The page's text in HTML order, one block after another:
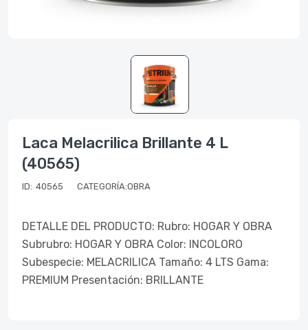
Laca Melacrilica Brillante 4 L
(40565)
ID: 40565 CATEGORÍA:OBRA
DETALLE DEL PRODUCTO: Rubro: HOGAR Y OBRA
Subrubro: HOGAR Y OBRA Color: INCOLORO
Subespecie: MELACRILICA Tamaño: 4 LTS Gama:
PREMIUM Presentación: BRILLANTE